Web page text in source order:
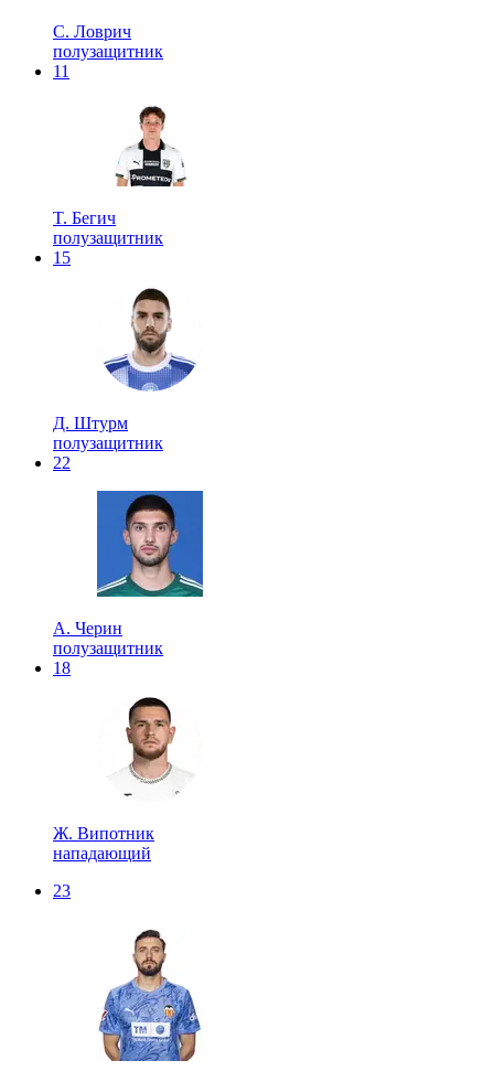
С. Ловрич
полузащитник
11
T. Бегич
полузащитник
15
Д. Штурм
полузащитник
22
А. Черин
полузащитник
18
Ж. Випотник
нападающий
23